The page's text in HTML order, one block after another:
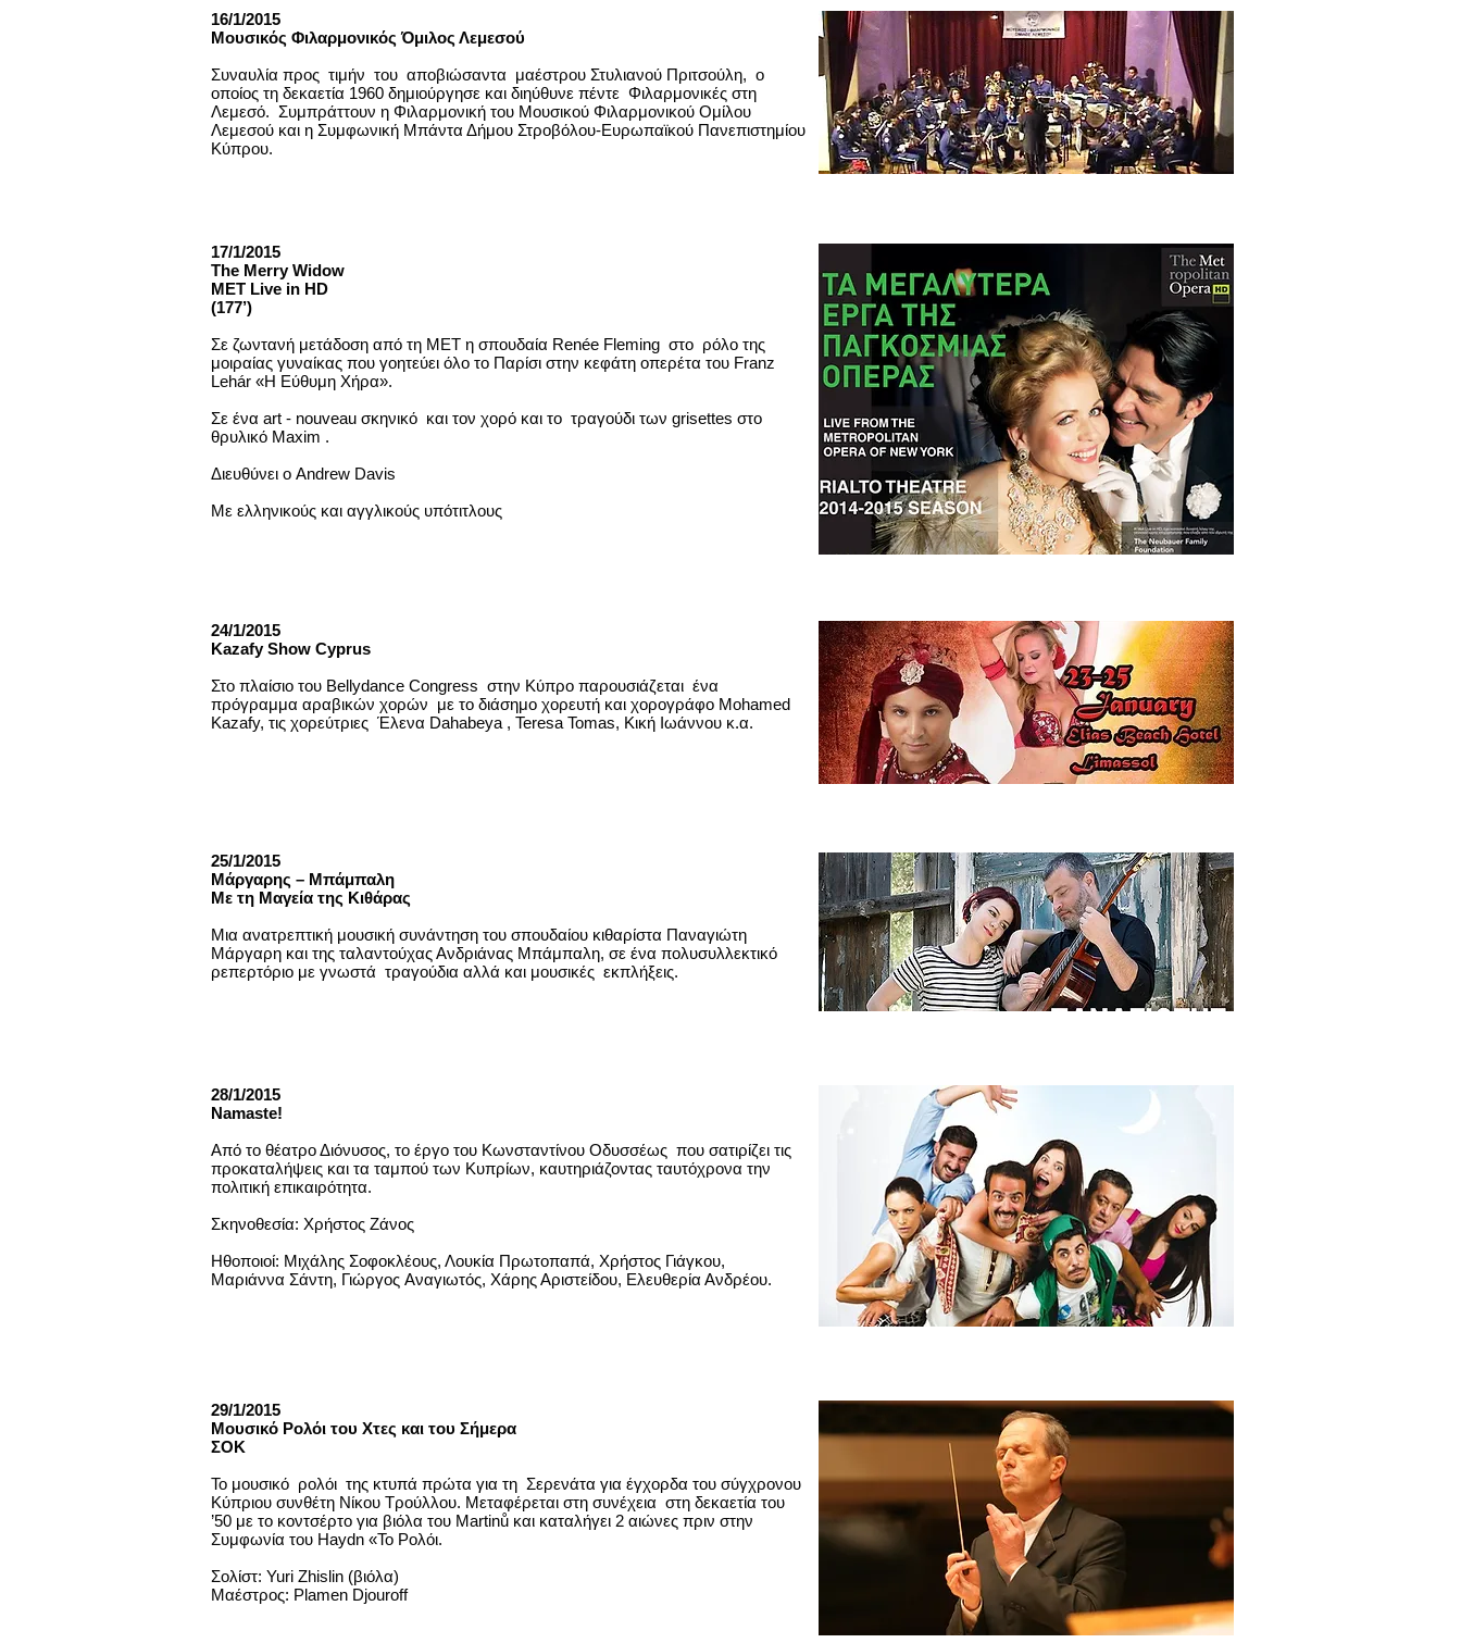
16/1/2015
Μουσικός Φιλαρμονικός Όμιλος Λεμεσού
Συναυλία προς τιμήν του αποβιώσαντα μαέστρου Στυλιανού Πριτσούλη, ο
οποίος τη δεκαετία 1960 δημιούργησε και διηύθυνε πέντε Φιλαρμονικές στη
Λεμεσό. Συμπράττουν η Φιλαρμονική του Μουσικού Φιλαρμονικού Ομίλου
Λεμεσού και η Συμφωνική Μπάντα Δήμου Στροβόλου-Ευρωπαϊκού Πανεπιστημίου
Κύπρου.
17/1/2015
The Merry Widow
MET Live in HD
(177’)
Σε ζωντανή μετάδοση από τη ΜΕΤ η σπουδαία Renée Fleming στο ρόλο της
μοιραίας γυναίκας που γοητεύει όλο το Παρίσι στην κεφάτη οπερέτα του Franz
Lehár «Η Εύθυμη Χήρα».
Σε ένα art - nouveau σκηνικό και τον χορό και το τραγούδι των grisettes στο
θρυλικό Maxim .
Διευθύνει ο Andrew Davis
Με ελληνικούς και αγγλικούς υπότιτλους
24/1/2015
Kazafy Show Cyprus
Στο πλαίσιο του Bellydance Congress στην Κύπρο παρουσιάζεται ένα
πρόγραμμα αραβικών χορών με το διάσημο χορευτή και χορογράφο Mohamed
Kazafy, τις χορεύτριες Έλενα Dahabeya , Teresa Tomas, Κική Ιωάννου κ.α.
25/1/2015
Μάργαρης – Μπάμπαλη
Με τη Mαγεία της Kιθάρας
Μια ανατρεπτική μουσική συνάντηση του σπουδαίου κιθαρίστα Παναγιώτη
Μάργαρη και της ταλαντούχας Ανδριάνας Μπάμπαλη, σε ένα πολυσυλλεκτικό
ρεπερτόριο με γνωστά τραγούδια αλλά και μουσικές εκπλήξεις.
28/1/2015
Namaste!
Από το θέατρο Διόνυσος, το έργο του Κωνσταντίνου Οδυσσέως που σατιρίζει τις
προκαταλήψεις και τα ταμπού των Κυπρίων, καυτηριάζοντας ταυτόχρονα την
πολιτική επικαιρότητα.
Σκηνοθεσία: Χρήστος Ζάνος
Ηθοποιοί: Μιχάλης Σοφοκλέους, Λουκία Πρωτοπαπά, Χρήστος Γιάγκου,
Μαριάννα Σάντη, Γιώργος Αναγιωτός, Χάρης Αριστείδου, Ελευθερία Ανδρέου.
29/1/2015
Μουσικό Ρολόι του Χτες και του Σήμερα
ΣΟΚ
Το μουσικό ρολόι της κτυπά πρώτα για τη Σερενάτα για έγχορδα του σύγχρονου
Κύπριου συνθέτη Νίκου Τρούλλου. Μεταφέρεται στη συνέχεια στη δεκαετία του
’50 με το κοντσέρτο για βιόλα του Martinů και καταλήγει 2 αιώνες πριν στην
Συμφωνία του Haydn «Το Ρολόι.
Σολίστ: Yuri Zhislin (βιόλα)
Μαέστρος: Plamen Djouroff